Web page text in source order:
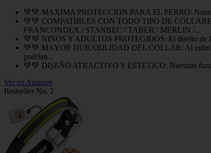
💚💚 MAXIMA PROTECCION PARA EL PERRO:
💚💚 COMPATIBLES CON TODO TIPO DE
FRANCONDEX / STANBEC / TABER / MERLIN /...
💚💚 NIÑOS Y ADULTOS PROTEGIDOS: El diseño de la
💚💚 MAYOR DURABILIDAD DEL COLLAR: Al cubrir el
podrían...
💚💚 DISEÑO ATRACTIVO Y ESTETICO: Nuestras
Ver en Amazon
Bestseller No. 2